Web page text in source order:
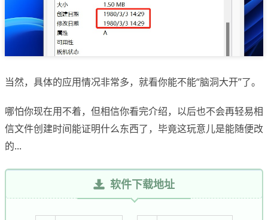
当然，具体的应用情况非常多，就看你能不能“脑洞大开”了。
哪怕你现在用不着，但相信你看完介绍，以后也不会再轻易相
信文件创建时间能证明什么东西了，毕竟这玩意儿是能随便改
的...
软件下载地址